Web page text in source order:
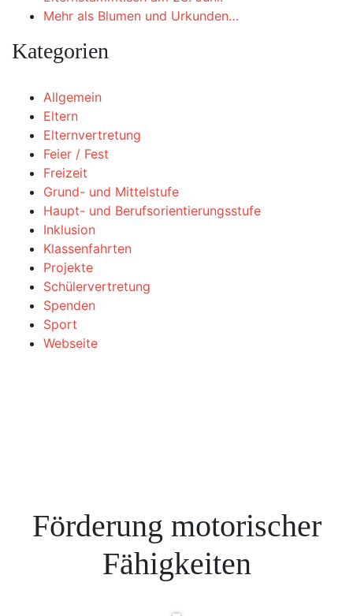
Mehr als Blumen und Urkunden…
Kategorien
Allgemein
Eltern
Elternvertretung
Feier / Fest
Freizeit
Grund- und Mittelstufe
Haupt- und Berufsorientierungsstufe
Inklusion
Klassenfahrten
Projekte
Schülervertretung
Spenden
Sport
Webseite
Förderung motorischer
Fähigkeiten